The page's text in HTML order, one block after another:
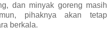
dan minyak goreng masih
pihaknya akan tetap
berkala.